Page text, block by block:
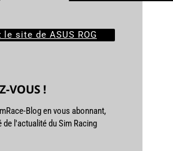
site de ASUS ROG
VOUS !
Blog en vous abonnant,
l'actualité du Sim Racing